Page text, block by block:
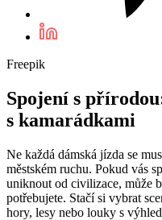
Freepik
Spojení s
s kamarádkami
Ne každá dámská jízda se
městském ruchu. Pokud vás
uniknout od civilizace, může
potřebujete. Stačí si vybrat
hory, lesy nebo louky s